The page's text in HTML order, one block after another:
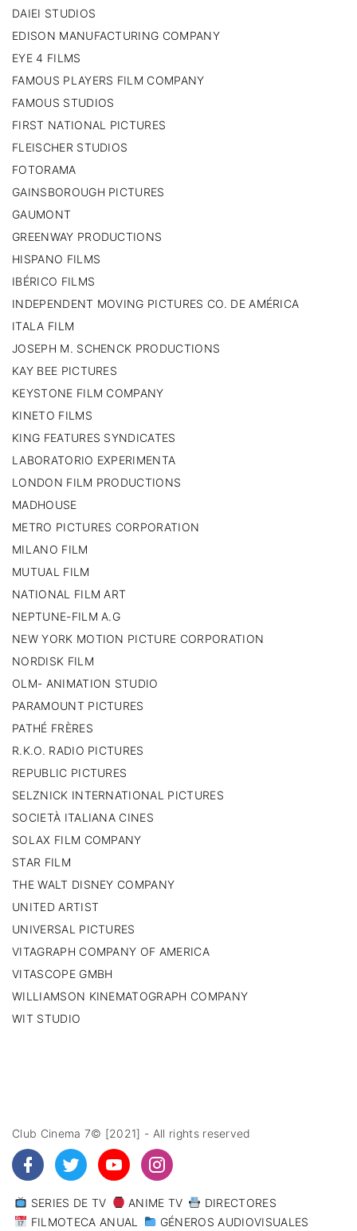
DAIEI STUDIOS
EDISON MANUFACTURING COMPANY
EYE 4 FILMS
FAMOUS PLAYERS FILM COMPANY
FAMOUS STUDIOS
FIRST NATIONAL PICTURES
FLEISCHER STUDIOS
FOTORAMA
GAINSBOROUGH PICTURES
GAUMONT
GREENWAY PRODUCTIONS
HISPANO FILMS
IBÉRICO FILMS
INDEPENDENT MOVING PICTURES CO. DE AMÉRICA
ITALA FILM
JOSEPH M. SCHENCK PRODUCTIONS
KAY BEE PICTURES
KEYSTONE FILM COMPANY
KINETO FILMS
KING FEATURES SYNDICATES
LABORATORIO EXPERIMENTA
LONDON FILM PRODUCTIONS
MADHOUSE
METRO PICTURES CORPORATION
MILANO FILM
MUTUAL FILM
NATIONAL FILM ART
NEPTUNE-FILM A.G
NEW YORK MOTION PICTURE CORPORATION
NORDISK FILM
OLM- ANIMATION STUDIO
PARAMOUNT PICTURES
PATHÉ FRÈRES
R.K.O. RADIO PICTURES
REPUBLIC PICTURES
SELZNICK INTERNATIONAL PICTURES
SOCIETÀ ITALIANA CINES
SOLAX FILM COMPANY
STAR FILM
THE WALT DISNEY COMPANY
UNITED ARTIST
UNIVERSAL PICTURES
VITAGRAPH COMPANY OF AMERICA
VITASCOPE GMBH
WILLIAMSON KINEMATOGRAPH COMPANY
WIT STUDIO
Club Cinema 7© [2021] - All rights reserved
SERIES DE TV ANIME TV
DIRECTORES
FILMOTECA ANUAL
GÉNEROS AUDIOVISUALES